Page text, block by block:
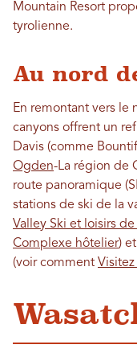
Mountain Resort
tyrolienne.
Au nord
En remontant vers le
canyons offrent un
Davis (comme
Ogden-La région de
route panoramique
stations de ski de la
Valley Ski et loisirs
Complexe hôtelier)
(voir comment